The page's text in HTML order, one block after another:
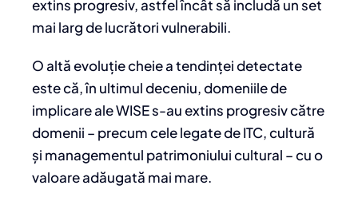
extins progresiv, astfel încât să includă un set
mai larg de lucrători vulnerabili.
O altă evoluție cheie a tendinței detectate
este că, în ultimul deceniu, domeniile de
implicare ale WISE s-au extins progresiv către
domenii – precum cele legate de ITC, cultură
și managementul patrimoniului cultural – cu o
valoare adăugată mai mare.